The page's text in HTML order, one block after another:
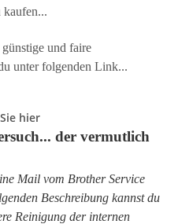
kaufen...
und faire
unter folgenden Link...
hier
der vermutlich
Mail vom Brother Service
Beschreibung kannst du
Reinigung der internen